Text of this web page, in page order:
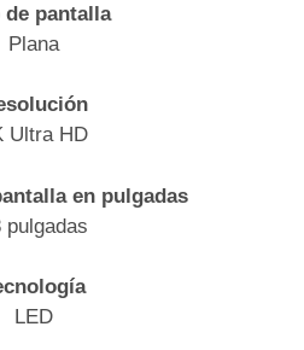
de pantalla
Plana
Ultra HD
en pulgadas
pulgadas
LED